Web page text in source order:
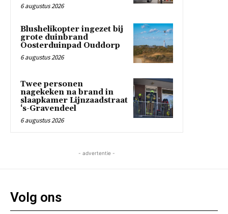
6 augustus 2026
Blushelikopter ingezet bij
grote duinbrand
Oosterduinpad Ouddorp
6 augustus 2026
Twee personen
nagekeken na brand in
slaapkamer Lijnzaadstraat
‘s-Gravendeel
6 augustus 2026
- advertentie -
Volg ons